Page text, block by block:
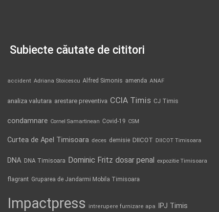
Subiecte căutate de cititori
accident Adriana Stoicescu Alfred Simonis amenda ANAF
analiza valutara arestare preventiva CCIA Timis CJ Timis
condamnare Cornel Samartinean Covid-19 CSM
Curtea de Apel Timisoara deces demisie DIICOT DIICOT Timisoara
DNA DNA Timisoara Dominic Fritz dosar penal expozitie Timisoara
flagrant Gruparea de Jandarmi Mobila Timisoara
Impactpress intrerupere furnizare apa IPJ Timis